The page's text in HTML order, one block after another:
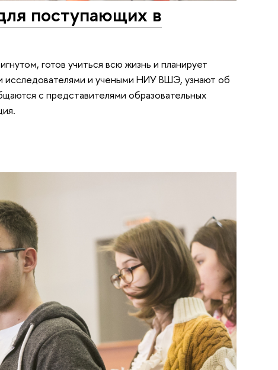
поступающих в
готов учиться всю жизнь и планирует
исследователями и учеными НИУ ВШЭ, узнают об
с представителями образовательных